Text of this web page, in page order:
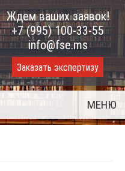
Ждем ваших заявок!
+7 (995) 100-33-55
info@fse.ms
Заказать экспертизу
МЕНЮ